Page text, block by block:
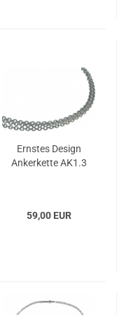
Ernstes Design
Ankerkette AK1.3
59,00 EUR